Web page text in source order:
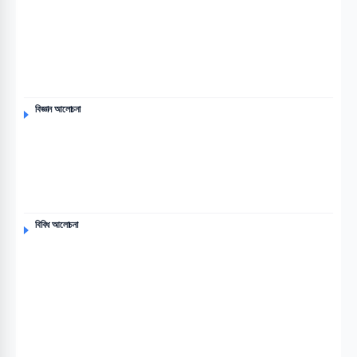
বিজ্ঞান আলোচনা
বিবিধ আলোচনা